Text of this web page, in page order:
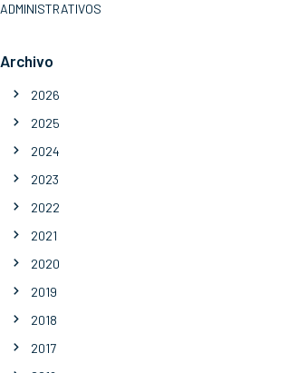
ADMINISTRATIVOS
Archivo
2026
2025
2024
2023
2022
2021
2020
2019
2018
2017